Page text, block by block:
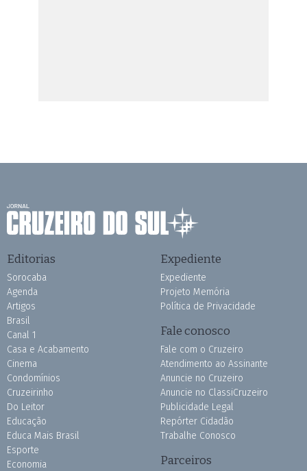
Editorias
Sorocaba
Agenda
Artigos
Brasil
Canal 1
Casa e Acabamento
Cinema
Condomínios
Cruzeirinho
Do Leitor
Educação
Educa Mais Brasil
Esporte
Economia
Expediente
Expediente
Projeto Memória
Política de Privacidade
Fale conosco
Fale com o Cruzeiro
Atendimento ao Assinante
Anuncie no Cruzeiro
Anuncie no ClassiCruzeiro
Publicidade Legal
Repórter Cidadão
Trabalhe Conosco
Parceiros